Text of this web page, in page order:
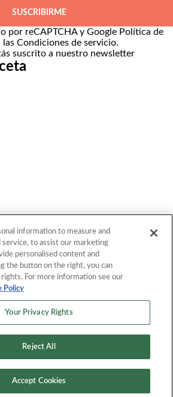
SUSCRIBIRME
por reCAPTCHA y Google Política de
las Condiciones de servicio.
suscrito a nuestro newsletter
information to measure and
service, to assist our marketing
personalised content and
the button on the right, you can
For more information see our
Policy
Your Privacy Rights
Reject All
Accept Cookies